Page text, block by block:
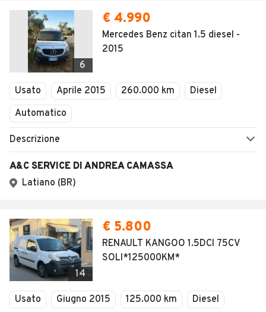
6
€ 4.990
Mercedes Benz citan 1.5 diesel -
2015
Usato Aprile 2015 260.000 km
Diesel
Automatico
Descrizione
A&C SERVICE DI ANDREA CAMASSA
Latiano (BR)
14
€ 5.800
RENAULT KANGOO 1.5DCI 75CV
SOLI*125000KM*
Usato Giugno 2015 125.000 km Diesel